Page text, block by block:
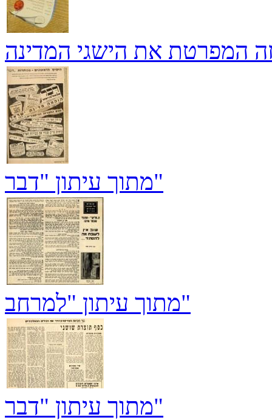
המפרטת את הישגי המדינה
מתוך עיתון "דבר"
מתוך עיתון "למרחב"
מתוך עיתון "דבר"